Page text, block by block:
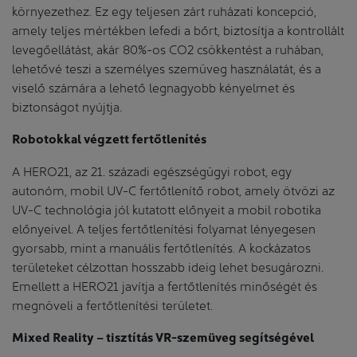
környezethez. Ez egy teljesen zárt ruházati koncepció,
amely teljes mértékben lefedi a bőrt, biztosítja a kontrollált
levegőellátást, akár 80%-os CO2 csökkentést a ruhában,
lehetővé teszi a személyes szemüveg használatát, és a
viselő számára a lehető legnagyobb kényelmet és
biztonságot nyújtja.
Robotokkal végzett fertőtlenítés
A HERO21, az 21. századi egészségügyi robot, egy
autonóm, mobil UV-C fertőtlenítő robot, amely ötvözi az
UV-C technológia jól kutatott előnyeit a mobil robotika
előnyeivel. A teljes fertőtlenítési folyamat lényegesen
gyorsabb, mint a manuális fertőtlenítés. A kockázatos
területeket célzottan hosszabb ideig lehet besugározni.
Emellett a HERO21 javítja a fertőtlenítés minőségét és
megnöveli a fertőtlenítési területet.
Mixed Reality – tisztítás VR-szemüveg segítségével